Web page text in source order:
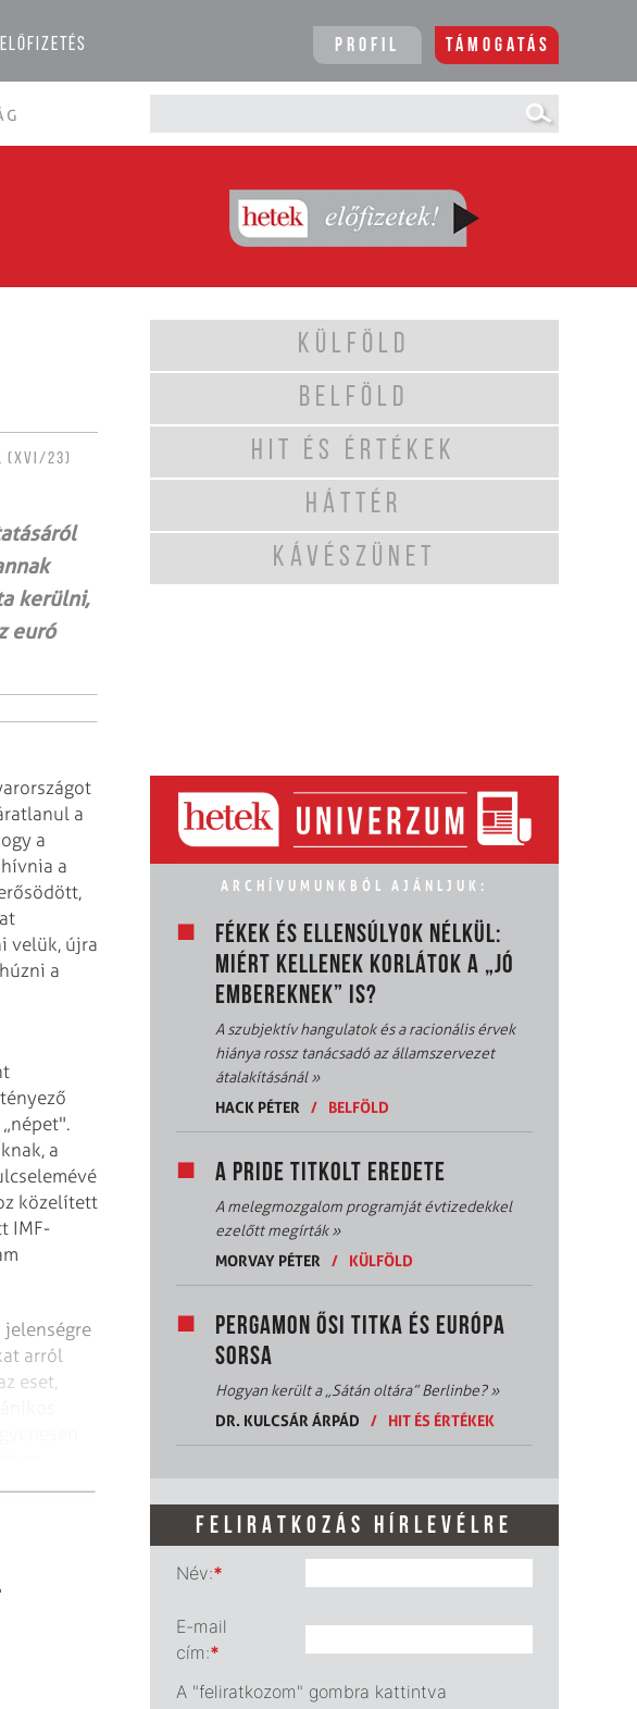
Előfizetés Profil Támogatás
(XVI/23)
kerülni,
euró
a
a
a
velük, újra
a
a
közelített
IMF-
jelenségre
arról
eset,
KÜLFÖLD
BELFÖLD
HIT ÉS ÉRTÉKEK
HÁTTÉR
KÁVÉSZÜNET
ARCHÍVUMUNKBÓL AJÁNLJUK:
FÉKEK ÉS ELLENSÚLYOK NÉLKÜL:
MIÉRT KELLENEK KORLÁTOK A „JÓ
EMBEREKNEK” IS?
A szubjektív hangulatok és a racionális érvek
hiánya rossz tanácsadó az államszervezet
átalakításánál»
HACK PÉTER
/ BELFÖLD
A PRIDE TITKOLT EREDETE
A melegmozgalom programját évtizedekkel
ezelőtt megírták»
MORVAY PÉTER
/ KÜLFÖLD
PERGAMON ŐSI TITKA ÉS EURÓPA
SORSA
Hogyan került a „Sátán oltára” Berlinbe?»
DR. KULCSÁR ÁRPÁD
/ HIT ÉS ÉRTÉKEK
FELIRATKOZÁS HÍRLEVÉLRE
Név:*
E-mail
cím:*
A "feliratkozom" gombra kattintva